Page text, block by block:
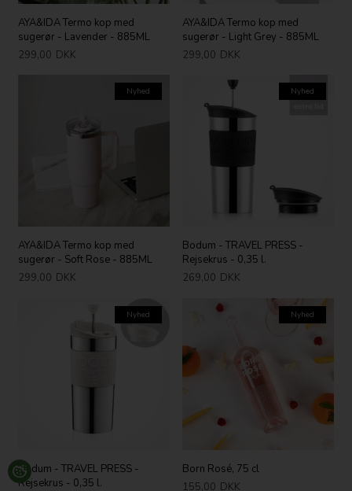
AYA&IDA Termo kop med
sugerør - Lavender - 885ML
299,00 DKK
AYA&IDA Termo kop med
sugerør - Light Grey - 885ML
299,00 DKK
Nyhed
AYA&IDA Termo kop med
sugerør - Soft Rose - 885ML
299,00 DKK
Nyhed
Bodum - TRAVEL PRESS -
Rejsekrus - 0,35 l.
269,00 DKK
Nyhed
Bodum - TRAVEL PRESS -
Rejsekrus - 0,35 l.
Nyhed
Born Rosé, 75 cl
155,00 DKK